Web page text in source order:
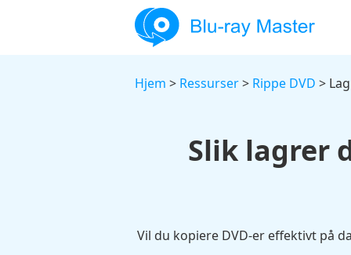
Hjem > Ressurser> Rippe DVD >
Slik lagrer
Vil du kopiere DVD-er effektivt på